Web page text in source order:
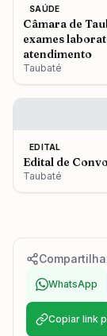
SAÚDE
Câmara de
exames
atendimento
Taubaté
EDITAL
Edital de
Taubaté
WhatsApp
Copiar link